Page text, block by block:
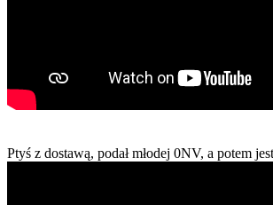
Ptyś z dostawą, podał młodej 0NV, a potem